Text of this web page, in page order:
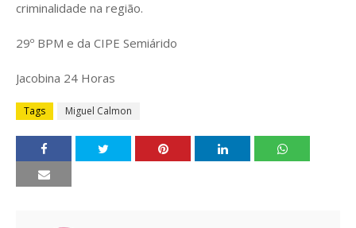
criminalidade na região.
29º BPM e da CIPE Semiárido
Jacobina 24 Horas
Tags Miguel Calmon